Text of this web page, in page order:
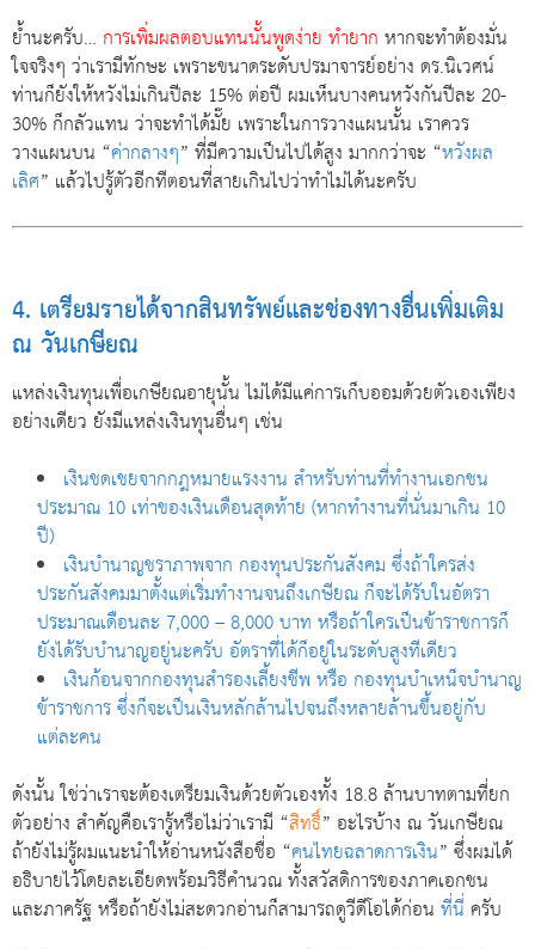
ย้ำนะครับ… การเพิ่มผลตอบแทนนั้นพูดง่าย ทำยาก หากจะทำต้องมั่น
ใจจริงๆ ว่าเรามีทักษะ เพราะขนาดระดับปรมาจารย์อย่าง ดร.นิเวศน์
ท่านก็ยังให้หวังไม่เกินปีละ 15% ต่อปี ผมเห็นบางคนหวังกันปีละ 20-
30% ก็กลัวแทน ว่าจะทำได้มั๊ย เพราะในการวางแผนนั้น เราควร
วางแผนบน “ค่ากลางๆ” ที่มีความเป็นไปได้สูง มากกว่าจะ “หวังผล
เลิศ” แล้วไปรู้ตัวอีกทีตอนที่สายเกินไปว่าทำไม่ได้นะครับ
4. เตรียมรายได้จากสินทรัพย์และช่องทางอื่นเพิ่มเติม
ณ วันเกษียณ
แหล่งเงินทุนเพื่อเกษียณอายุนั้น ไม่ได้มีแค่การเก็บออมด้วยตัวเองเพียง
อย่างเดียว ยังมีแหล่งเงินทุนอื่นๆ เช่น
เงินชดเชยจากกฎหมายแรงงาน สำหรับท่านที่ทำงานเอกชน
ประมาณ 10 เท่าของเงินเดือนสุดท้าย (หากทำงานที่นั่นมาเกิน 10
ปี)
เงินบำนาญชราภาพจาก กองทุนประกันสังคม ซึ่งถ้าใครส่ง
ประกันสังคมมาตั้งแต่เริ่มทำงานจนถึงเกษียณ ก็จะได้รับในอัตรา
ประมาณเดือนละ 7,000 – 8,000 บาท หรือถ้าใครเป็นข้าราชการก็
ยังได้รับบำนาญอยู่นะครับ อัตราที่ได้ก็อยู่ในระดับสูงทีเดียว
เงินก้อนจากกองทุนสำรองเลี้ยงชีพ หรือ กองทุนบำเหน็จบำนาญ
ข้าราชการ ซึ่งก็จะเป็นเงินหลักล้านไปจนถึงหลายล้านขึ้นอยู่กับ
แต่ละคน
ดังนั้น ใช่ว่าเราจะต้องเตรียมเงินด้วยตัวเองทั้ง 18.8 ล้านบาทตามที่ยก
ตัวอย่าง สำคัญคือเรารู้หรือไม่ว่าเรามี “สิทธิ์” อะไรบ้าง ณ วันเกษียณ
ถ้ายังไม่รู้ผมแนะนำให้อ่านหนังสือชื่อ “คนไทยฉลาดการเงิน” ซึ่งผมได้
อธิบายไว้โดยละเอียดพร้อมวิธีคำนวณ ทั้งสวัสดิการของภาคเอกชน
และภาครัฐ หรือถ้ายังไม่สะดวกอ่านก็สามารถดูวีดีโอได้ก่อน ที่นี่ ครับ